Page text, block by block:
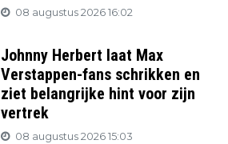
08 augustus 2026 16:02
Johnny Herbert laat Max
Verstappen-fans schrikken en
ziet belangrijke hint voor zijn
vertrek
08 augustus 2026 15:03